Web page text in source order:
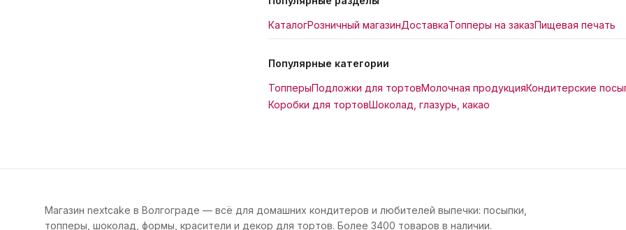
КаталогРозничный магазинДоставкаТопперы на заказПищевая печать
Популярные категории
ТопперыПодложки для тортовМолочная продукцияКондитерские
Коробки для тортовШоколад, глазурь, какао
Магазин nextcake в Волгограде — всё для домашних кондитеров и любителей выпечки: посыпки,
топперы, шоколад, формы, красители и декор для тортов. Более 3400 товаров в наличии.